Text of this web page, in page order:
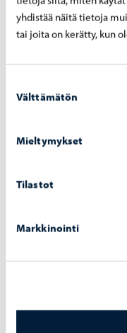
yhdistää näitä tietoja
tai joita on kerätty, kun
valinta
Välttämätön
Mieltymykset
Tilastot
Markkinointi
Fo­to­gra­fis­ka